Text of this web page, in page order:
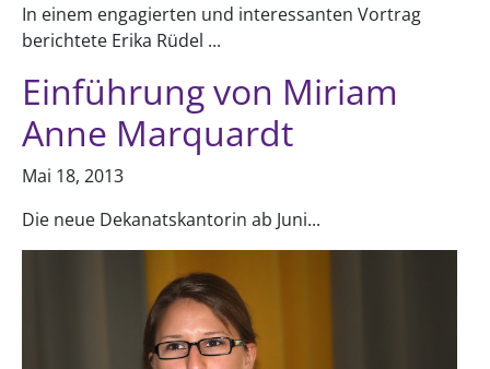
In einem engagierten und interessanten Vortrag
berichtete Erika Rüdel ...
Einführung von Miriam
Anne Marquardt
Mai 18, 2013
Die neue Dekanatskantorin ab Juni...